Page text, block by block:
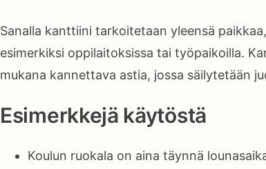
Sanalla kanttiini tarkoitetaan yleensä
esimerkiksi oppilaitoksissa tai työpaikoilla.
mukana kannettava astia, jossa säilytetään
Esimerkkejä käytöstä
Koulun ruokala on aina täynnä